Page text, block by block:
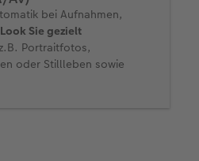
bei Aufnahmen,
Sie gezielt
Portraitfotos,
oder Stillleben sowie